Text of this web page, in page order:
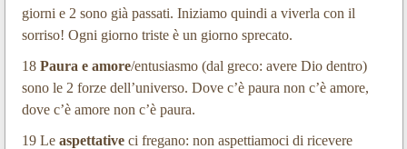
giorni e 2 sono già passati. Iniziamo quindi a viverla con il
sorriso! Ogni giorno triste è un giorno sprecato.
18 Paura e amore/entusiasmo (dal greco: avere Dio dentro)
sono le 2 forze dell’universo. Dove c’è paura non c’è amore,
dove c’è amore non c’è paura.
19 Le aspettativeci fregano: non aspettiamoci di ricevere